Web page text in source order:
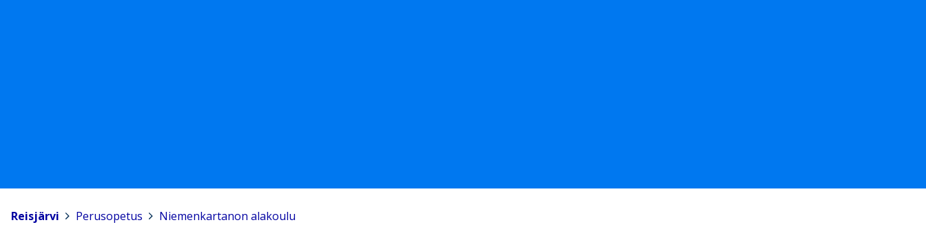
Reisjärvi Perusopetus Niemenkartanon alakoulu